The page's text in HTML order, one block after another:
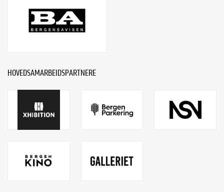
HOVEDSAMARBEIDSPARTNERE